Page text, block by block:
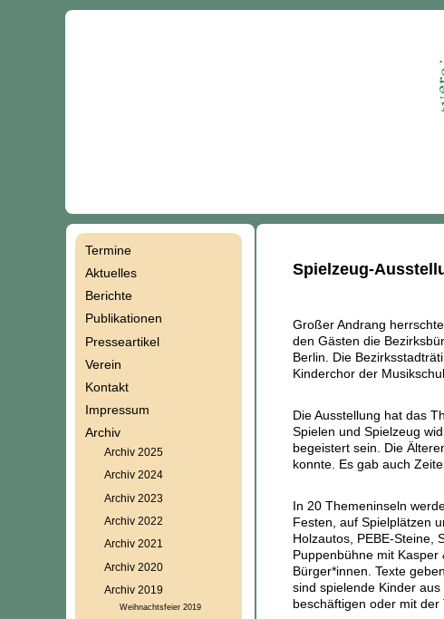
Spielzeug-
Großer Andrang
den Gästen die
Berlin. Die
Kinderchor der
Die Ausstellung hat das
Spielen und Spielzeug
begeistert sein. Die
konnte. Es gab auch
In 20 Themeninseln
Festen, auf Spielplätzen
Holzautos, PEBE-Steine,
Puppenbühne mit
Bürger*innen. Texte
sind spielende Kinder
beschäftigen oder mit der
Termine
Aktuelles
Berichte
Publikationen
Presseartikel
Verein
Kontakt
Impressum
Archiv
Archiv 2025
Archiv 2024
Archiv 2023
Archiv 2022
Archiv 2021
Archiv 2020
Archiv 2019
Weihnachtsfeier 2019